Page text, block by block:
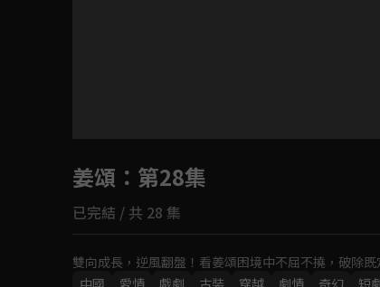
如有不便請見諒
姜頌 ：第28集
已完結 / 共 28 集
雙向成長，逆風翻盤！看姜頌困境中不屈不撓，破除
中國
愛情 戲劇 古裝 穿越 劇情 奇幻 短